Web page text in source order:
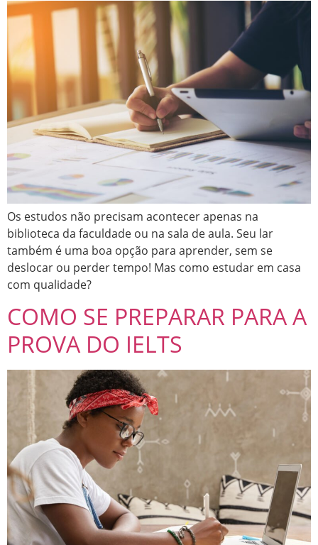
Os estudos não precisam acontecer apenas na
biblioteca da faculdade ou na sala de aula. Seu lar
também é uma boa opção para aprender, sem se
deslocar ou perder tempo! Mas como estudar em casa
com qualidade?
COMO SE PREPARAR PARA A
PROVA DO IELTS